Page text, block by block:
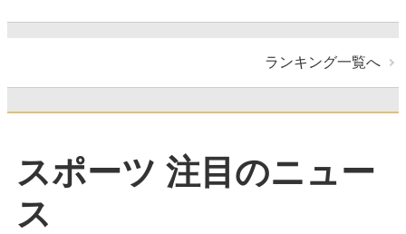
ランキング一覧へ
スポーツ 注目のニュー
ス